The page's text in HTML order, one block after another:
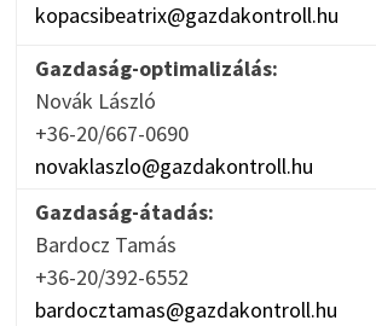
kopacsibeatrix@gazdakontroll.hu
Gazdaság-optimalizálás:
Novák László
+36-20/667-0690
novaklaszlo@gazdakontroll.hu
Gazdaság-átadás:
Bardocz Tamás
+36-20/392-6552
bardocztamas@gazdakontroll.hu